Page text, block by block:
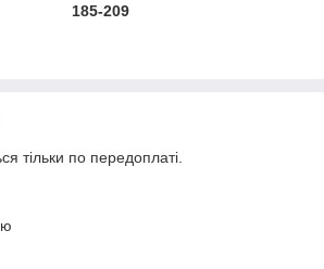
185-209
тільки по передоплаті.